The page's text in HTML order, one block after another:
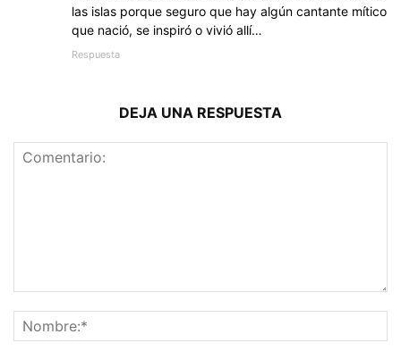
las islas porque seguro que hay algún cantante mítico
que nació, se inspiró o vivió allí…
Respuesta
DEJA UNA RESPUESTA